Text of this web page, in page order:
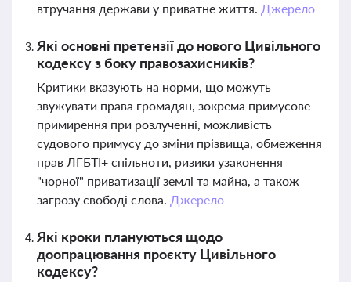
втручання держави у приватне життя. Джерело
Які основні претензії до нового Цивільного
кодексу з боку правозахисників?
Критики вказують на норми, що можуть
звужувати права громадян, зокрема примусове
примирення при розлученні, можливість
судового примусу до зміни прізвища, обмеження
прав ЛГБТІ+ спільноти, ризики узаконення
"чорної" приватизації землі та майна, а також
загрозу свободі слова. Джерело
Які кроки плануються щодо
доопрацювання проєкту Цивільного
кодексу?